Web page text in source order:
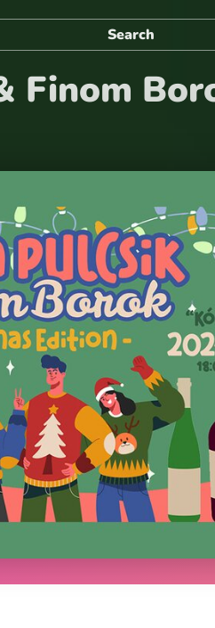
Finom